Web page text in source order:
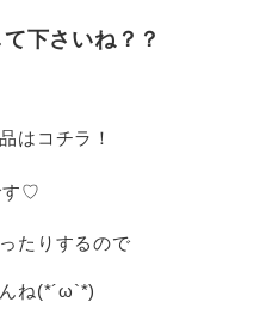
下さいね？？
はコチラ！
す♡
たりするので
ね(*´ω`*)